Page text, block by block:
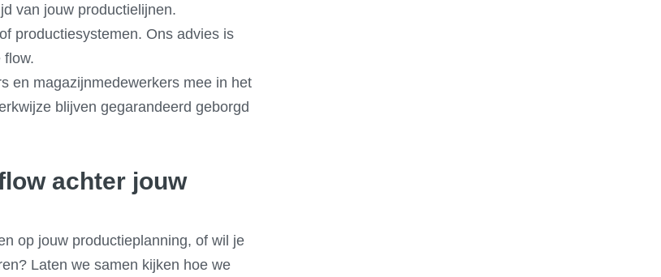
van jouw productielijnen.
productiesystemen. Ons advies is
flow.
en magazijnmedewerkers mee in het
blijven gegarandeerd geborgd
achter jouw
op jouw productieplanning, of wil je
Laten we samen kijken hoe we